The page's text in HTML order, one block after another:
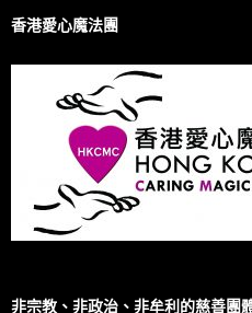
香港愛心魔法團
非宗教、非政治、非牟利的慈善團